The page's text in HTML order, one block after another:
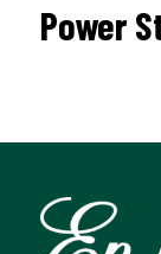
Power